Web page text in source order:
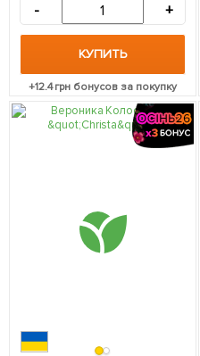
- +
КУПИТЬ
+12.4грн бонусов за покупку